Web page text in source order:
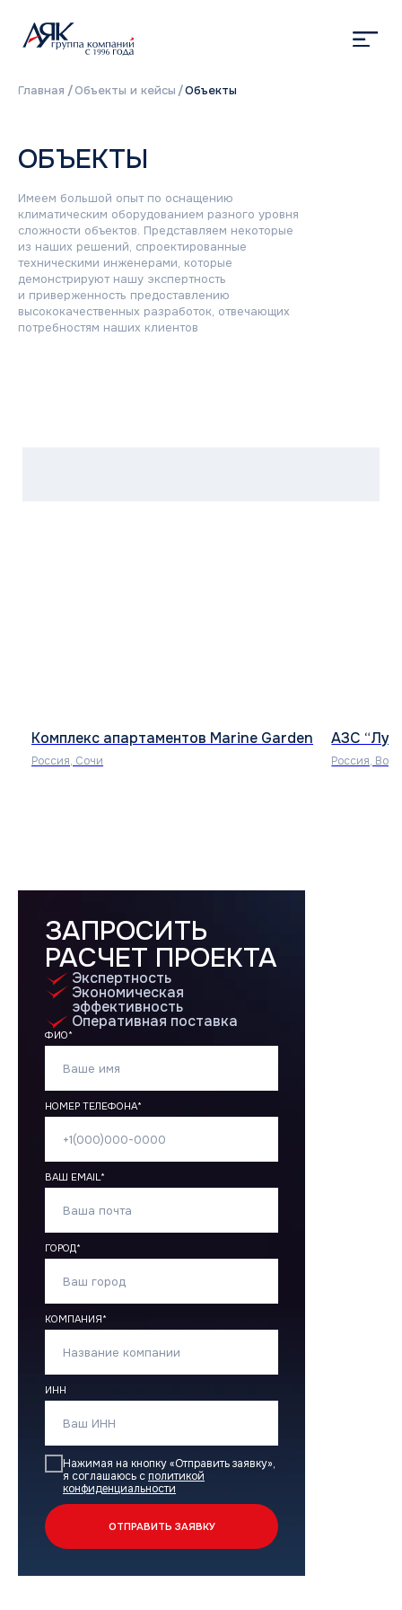
Главная /Объекты и кейсы /Объекты
ОБЪЕКТЫ
Имеем большой опыт по оснащению
климатическим оборудованием разного уровня
сложности объектов. Представляем некоторые
из наших решений, спроектированные
техническими инженерами, которые
демонстрируют нашу экспертность
и приверженность предоставлению
высококачественных разработок, отвечающих
потребностям наших клиентов
Комплекс апартаментов Marine Garden
Россия, Сочи
АЗС
Россия,
ЗАПРОСИТЬ
РАСЧЕТ ПРОЕКТА
Экспертность
Экономическая
эффективность
Оперативная поставка
ФИО*
НОМЕР ТЕЛЕФОНА*
ВАШ EMAIL*
ГОРОД*
КОМПАНИЯ*
ИНН
Нажимая на кнопку «Отправить заявку»,
я соглашаюсь с политикой
конфиденциальности
ОТПРАВИТЬ ЗАЯВКУ